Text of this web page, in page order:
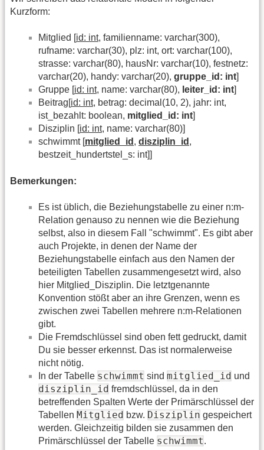
Kurzform:
Mitglied [id: int, familienname: varchar(300),
rufname: varchar(30), plz: int, ort: varchar(100),
strasse: varchar(80), hausNr: varchar(10), festnetz:
varchar(20), handy: varchar(20), gruppe_id: int]
Gruppe [id: int, name: varchar(80), leiter_id: int]
Beitrag[id: int, betrag: decimal(10, 2), jahr: int,
ist_bezahlt: boolean, mitglied_id: int]
Disziplin [id: int, name: varchar(80)]
schwimmt [mitglied_id , disziplin_id ,
bestzeit_hundertstel_s: int]]
Bemerkungen:
Es ist üblich, die Beziehungstabelle zu einer n:m-
Relation genauso zu nennen wie die Beziehung
selbst, also in diesem Fall "schwimmt". Es gibt aber
auch Projekte, in denen der Name der
Beziehungstabelle einfach aus den Namen der
beteiligten Tabellen zusammengesetzt wird, also
hier Mitglied_Disziplin. Die letztgenannte
Konvention stößt aber an ihre Grenzen, wenn es
zwischen zwei Tabellen mehrere n:m-Relationen
gibt.
Die Fremdschlüssel sind oben fett gedruckt, damit
Du sie besser erkennst. Das ist normalerweise
nicht nötig.
In der Tabelle schwimmt sind mitglied_id und
disziplin_id fremdschlüssel, da in den
betreffenden Spalten Werte der Primärschlüssel der
Tabellen Mitglied bzw. Disziplin gespeichert
werden. Gleichzeitig bilden sie zusammen den
Primärschlüssel der Tabelle schwimmt.